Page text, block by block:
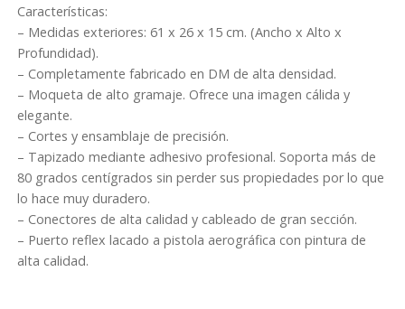
Características:
– Medidas exteriores: 61 x 26 x 15 cm. (Ancho x Alto x
Profundidad).
– Completamente fabricado en DM de alta densidad.
– Moqueta de alto gramaje. Ofrece una imagen cálida y
elegante.
– Cortes y ensamblaje de precisión.
– Tapizado mediante adhesivo profesional. Soporta más de
80 grados centígrados sin perder sus propiedades por lo que
lo hace muy duradero.
– Conectores de alta calidad y cableado de gran sección.
– Puerto reflex lacado a pistola aerográfica con pintura de
alta calidad.